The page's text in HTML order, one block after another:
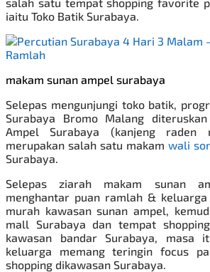
iaitu Toko Batik Surabaya.
makam sunan ampel surabaya
Selepas mengunjungi toko batik,
Surabaya Bromo Malang
Ampel Surabaya (kanjeng raden
merupakan salah satu makam wali
Surabaya.
Selepas ziarah makam sunan
menghantar puan ramlah &
murah kawasan sunan ampel,
mall Surabaya dan tempat
kawasan bandar Surabaya, masa
keluarga memang teringin focus
shopping dikawasan Surabaya.